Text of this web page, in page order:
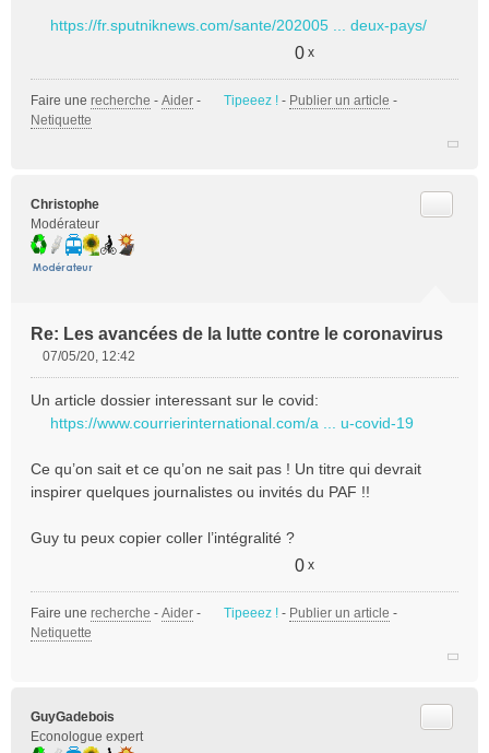
o
n
https://fr.sputniknews.com/sante/202005 ... deux-pays/
0 x
Faire une recherche - Aider - Tipeeez ! - Publier un article -
Netiquette
Christophe
Modérateur
Re: Les avancées de la lutte contre le coronavirus
s
g
e
n
07/05/20, 12:42
Un article dossier interessant sur le covid:
https://www.courrierinternational.com/a ... u-covid-19
Ce qu’on sait et ce qu’on ne sait pas ! Un titre qui devrait
inspirer quelques journalistes ou invités du PAF !!
Guy tu peux copier coller l’intégralité ?
0 x
Faire une recherche - Aider - Tipeeez ! - Publier un article -
Netiquette
GuyGadebois
Econologue expert